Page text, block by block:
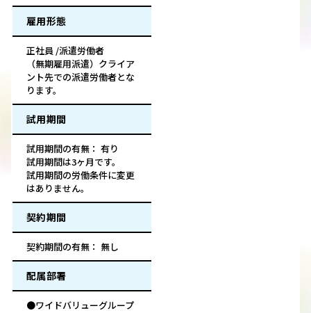
雇用形態
正社員 /派遣労働者
（無期雇用派遣）クライア
ント先での派遣労働者とな
ります。
試用期間
試用期間の有無： 有り
試用期間は3ヶ月です。
試用期間の労働条件に変更
はありません。
契約期間
契約期間の有無： 無し
配属部署
●ワイドバリューグループ